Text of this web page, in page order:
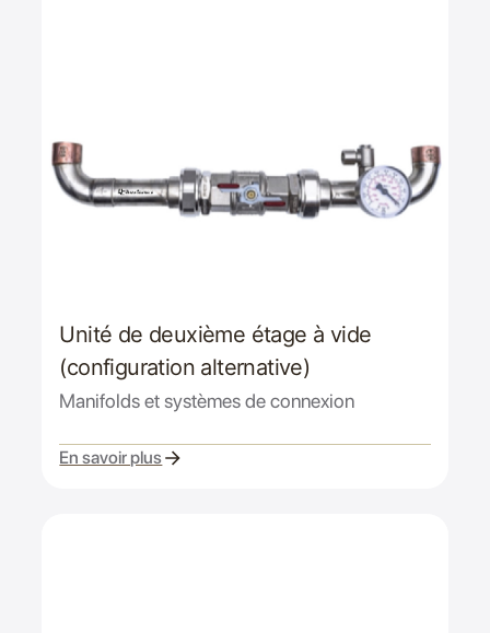
Unité de deuxième étage à vide
(configuration alternative)
Manifolds et systèmes de connexion
En savoir plus